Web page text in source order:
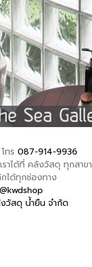
ทร 087-914-9936
าได้ที่ คลังวัสดุ ทุกสาขา
ได้ทุกช่องทาง
@kwdshop
วัสดุ น้ำยืน จำกัด